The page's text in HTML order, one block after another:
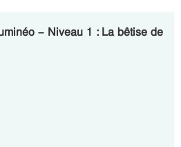
– Niveau 1 : La bêtise de